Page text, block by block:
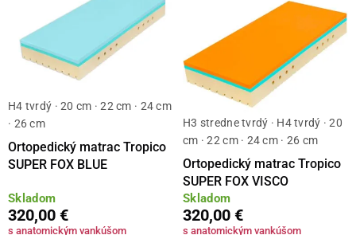
H4 tvrdý · 20 cm · 22 cm · 24 cm
· 26 cm
Ortopedický matrac Tropico
SUPER FOX BLUE
Skladom
320,00 €
s anatomickým vankúšom
H3 stredne tvrdý · H4 tvrdý · 20
cm · 22 cm · 24 cm · 26 cm
Ortopedický matrac Tropico
SUPER FOX VISCO
Skladom
320,00 €
s anatomickým vankúšom